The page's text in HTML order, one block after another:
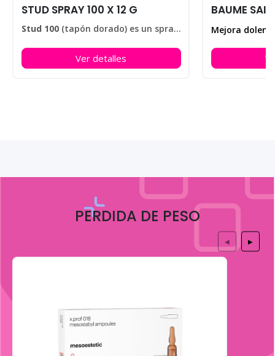
STUD SPRAY 100 X 12 G
Stud 100(tapón dorado) es un spray elaborado para retardar la eyaculación, ayudando a disfrutar de sus relaciones sexuales durante más tiempo. En nuestra farmacia encontrarás el
Ver detalles
PERDIDA DE PESO
◀ ▶